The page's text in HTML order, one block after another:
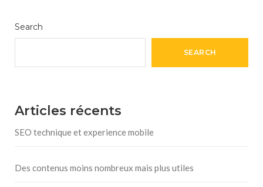
Search
SEARCH
Articles récents
SEO technique et experience mobile
Des contenus moins nombreux mais plus utiles